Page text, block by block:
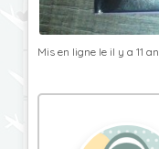
Mis en ligne le il y a 11